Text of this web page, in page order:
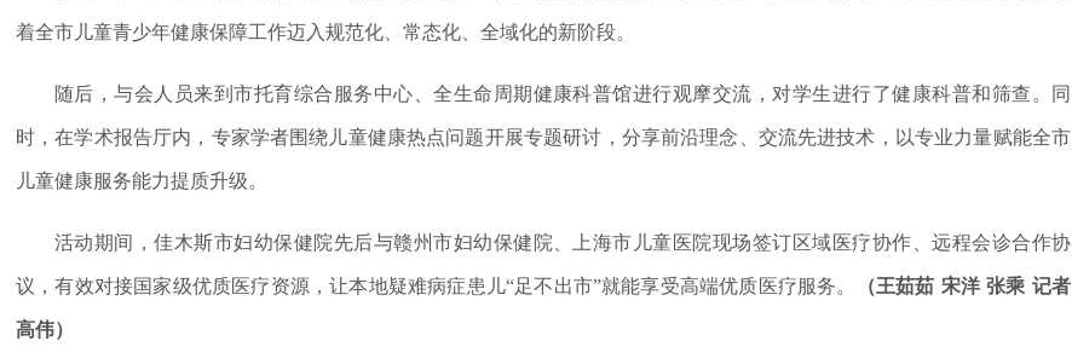
着全市儿童青少年健康保障工作迈入规范化、常态化、全域化的新阶段。
随后，与会人员来到市托育综合服务中心、全生命周期健康科普馆进行观摩交流，对学生进行了健康科普和筛查。同
时，在学术报告厅内，专家学者围绕儿童健康热点问题开展专题研讨，分享前沿理念、交流先进技术，以专业力量赋能全市
儿童健康服务能力提质升级。
活动期间，佳木斯市妇幼保健院先后与赣州市妇幼保健院、上海市儿童医院现场签订区域医疗协作、远程会诊合作协
议，有效对接国家级优质医疗资源，让本地疑难病症患儿“足不出市”就能享受高端优质医疗服务。 （王茹茹 宋洋 张乘 记者
高伟）